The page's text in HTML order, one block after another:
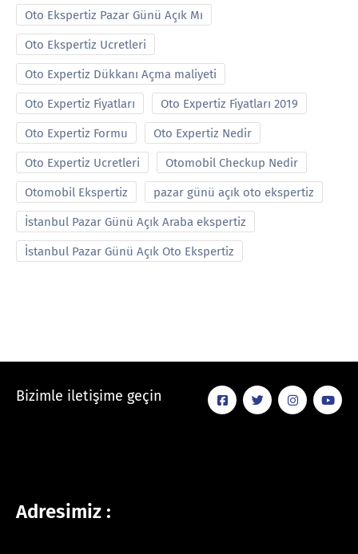
Oto Ekspertiz Pazar Günü Açık Mı
Oto Ekspertiz Ucretleri
Oto Expertiz Dükkanı Açma maliyeti
Oto Expertiz Fiyatları Oto Expertiz Fiyatları 2019
Oto Expertiz Formu Oto Expertiz Nedir
Oto Expertiz Ucretleri Otomobil Checkup Nedir
Otomobil Ekspertiz pazar günü açık oto ekspertiz
İstanbul Pazar Günü Açık Araba ekspertiz
İstanbul Pazar Günü Açık Oto Ekspertiz
Bizimle iletişime geçin
Adresimiz :